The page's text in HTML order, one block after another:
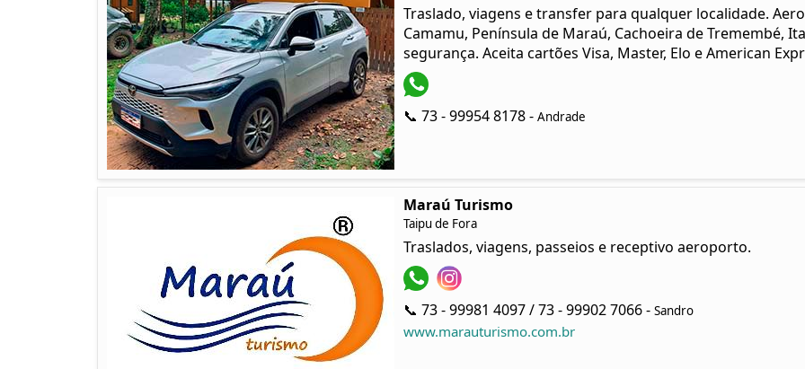
Traslado, viagens e transfer para qualquer localidade.
Camamu, Península de Maraú, Cachoeira de Tremembé,
segurança. Aceita cartões Visa, Master, Elo e American
📞 73 - 99954 8178 - Andrade
Maraú Turismo
Taipu de Fora
Traslados, viagens, passeios e receptivo aeroporto.
📞 73 - 99981 4097 / 73 - 99902 7066 - Sandro
www.marauturismo.com.br